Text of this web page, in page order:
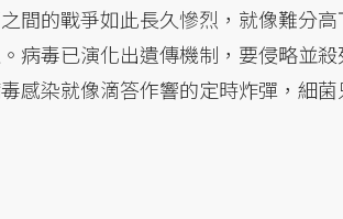
間的戰爭如此長久慘烈，就像難分
病毒已演化出遺傳機制，要侵略並
感染就像滴答作響的定時炸彈，細